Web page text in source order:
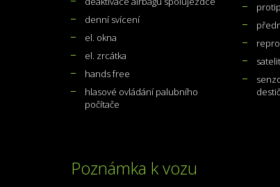
denní svícení
el. okna
el. zrcátka
hands free
hlasové ovládání palubního
počítače
repro
Poznámka k vozu